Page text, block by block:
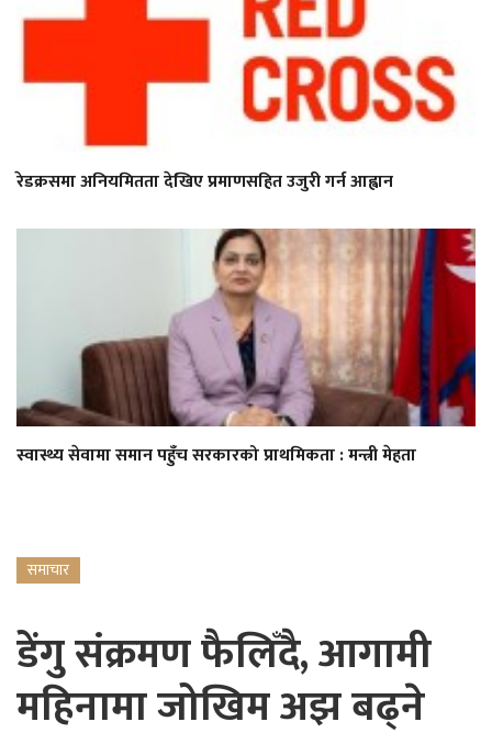
रेडक्रसमा अनियमितता देखिए प्रमाणसहित उजुरी गर्न आह्वान
स्वास्थ्य सेवामा समान पहुँच सरकारको प्राथमिकता : मन्त्री मेहता
समाचार
डेंगु संक्रमण फैलिँदै, आगामी
महिनामा जोखिम अझ बढ्ने